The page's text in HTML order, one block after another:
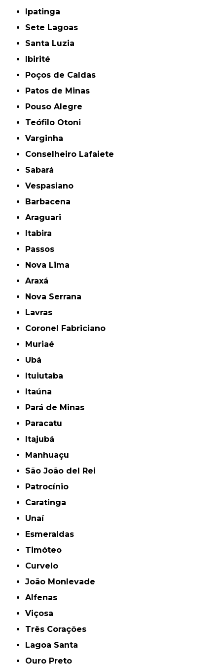
Ipatinga
Sete Lagoas
Santa Luzia
Ibirité
Poços de Caldas
Patos de Minas
Pouso Alegre
Teófilo Otoni
Varginha
Conselheiro Lafaiete
Sabará
Vespasiano
Barbacena
Araguari
Itabira
Passos
Nova Lima
Araxá
Nova Serrana
Lavras
Coronel Fabriciano
Muriaé
Ubá
Ituiutaba
Itaúna
Pará de Minas
Paracatu
Itajubá
Manhuaçu
São João del Rei
Patrocínio
Caratinga
Unaí
Esmeraldas
Timóteo
Curvelo
João Monlevade
Alfenas
Viçosa
Três Corações
Lagoa Santa
Ouro Preto